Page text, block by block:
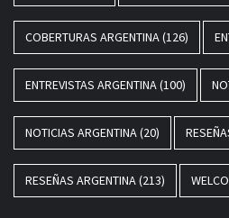
COBERTURAS ARGENTINA(126)
ENTREVISTAS ARGENTINA(100)
NOTICIAS ARGENTINA(20)
RESEÑAS ARGENTINA(213)